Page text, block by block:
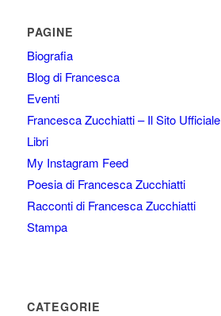
PAGINE
Biografia
Blog di Francesca
Eventi
Francesca Zucchiatti – Il Sito Ufficiale
Libri
My Instagram Feed
Poesia di Francesca Zucchiatti
Racconti di Francesca Zucchiatti
Stampa
CATEGORIE